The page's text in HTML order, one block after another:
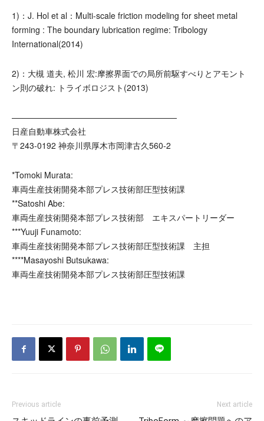
1)：J. Hol et al：Multi-scale friction modeling for sheet metal
forming : The boundary lubrication regime: Tribology
International(2014)
2)：大槻 道夫, 松川 宏:摩擦界面での局所前駆すべりとアモント
ン則の破れ: トライボロジスト(2013)
————————————————————
日産自動車株式会社
〒243-0192 神奈川県厚木市岡津古久560-2
*Tomoki Murata:
車両生産技術開発本部プレス技術部圧型技術課
**Satoshi Abe:
車両生産技術開発本部プレス技術部 エキスパートリーダー
***Yuuji Funamoto:
車両生産技術開発本部プレス技術部圧型技術課 主担
****Masayoshi Butsukawa:
車両生産技術開発本部プレス技術部圧型技術課
Previous article Next article